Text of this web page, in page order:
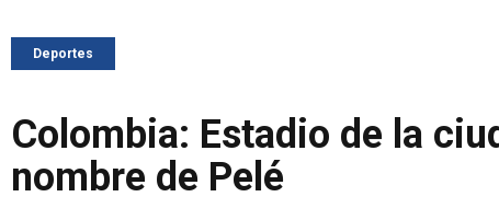
Deportes
Colombia: Estadio de la
nombre de Pelé